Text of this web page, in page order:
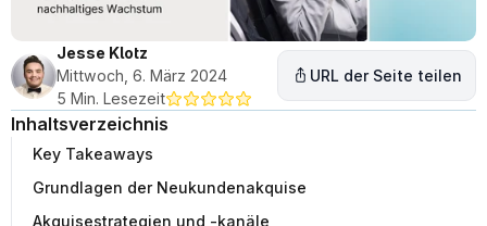
Jesse Klotz
Mittwoch, 6. März 2024
5 Min. Lesezeit
URL der Seite teilen
Inhaltsverzeichnis
Key Takeaways
Grundlagen der Neukundenakquise
Akquisestrategien und -kanäle